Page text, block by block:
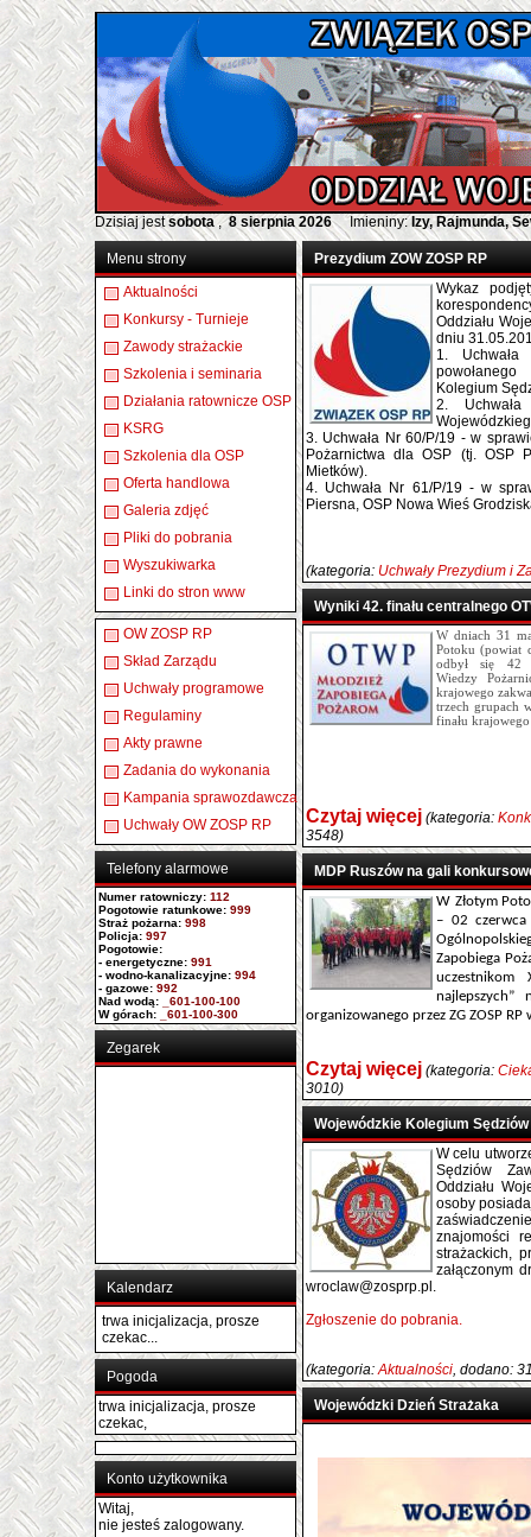
Dzisiaj jestsobota,8 sierpnia 2026 Imieniny: Izy, Rajmunda,
Menu strony
Aktualności
Konkursy - Turnieje
Zawody strażackie
Szkolenia i seminaria
Działania ratownicze OSP
KSRG
Szkolenia dla OSP
Oferta handlowa
Galeria zdjęć
Pliki do pobrania
Wyszukiwarka
Linki do stron www
OW ZOSP RP
Skład Zarządu
Uchwały programowe
Regulaminy
Akty prawne
Zadania do wykonania
Kampania sprawozdawcza
Uchwały OW ZOSP RP
Telefony alarmowe
Numer ratowniczy: 112
Pogotowie ratunkowe: 999
Straż pożarna: 998
Policja: 997
Pogotowie:
- energetyczne: 991
- wodno-kanalizacyjne: 994
- gazowe: 992
Nad wodą: _601-100-100
W górach: _601-100-300
Zegarek
Kalendarz
trwa inicjalizacja, prosze
czekac...
Pogoda
trwa inicjalizacja, prosze
czekac,
Konto użytkownika
Witaj,
nie jesteś zalogowany.
Prezydium ZOW ZOSP RP
Wykaz
Oddziału
dniu
1.
Kolegium
2.
3. Uchwała Nr 60/P/19 - w
Pożarnictwa dla OSP (tj. OSP
Mietków).
4. Uchwała Nr 61/P/19 - w
Piersna, OSP Nowa Wieś
(kategoria: Uchwały Prezydium i
Wyniki 42. finału centralnego
W dniach 31
Potoku (powiat
odbył się 42
Wiedzy
krajowego
trzech grupach
finału
Czytaj więcej (kategoria:
3548)
MDP Ruszów na gali
W Złotym
– 02
Zapobiega
uczestnikom
organizowanego przez ZG ZOSP RP
Czytaj więcej (kategoria:
3010)
Wojewódzkie Kolegium Sędziów
W celu
Sędziów
Oddziału
osoby
znajomości
strażackich,
załączonym
wroclaw@zosprp.pl.
Zgłoszenie do pobrania.
(kategoria:Aktualności, dodano:
Wojewódzki Dzień Strażaka